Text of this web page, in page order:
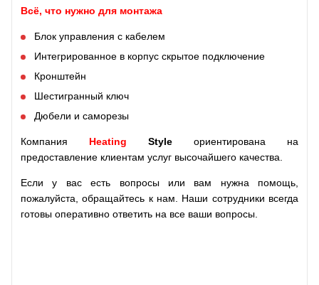
Всё, что нужно для монтажа
Блок управления с кабелем
Интегрированное в корпус скрытое подключение
Кронштейн
Шестигранный ключ
Дюбели и саморезы
Компания Heating Style ориентирована на
предоставление клиентам услуг высочайшего качества.
Если у вас есть вопросы или вам нужна помощь,
пожалуйста, обращайтесь к нам. Наши сотрудники всегда
готовы оперативно ответить на все ваши вопросы.